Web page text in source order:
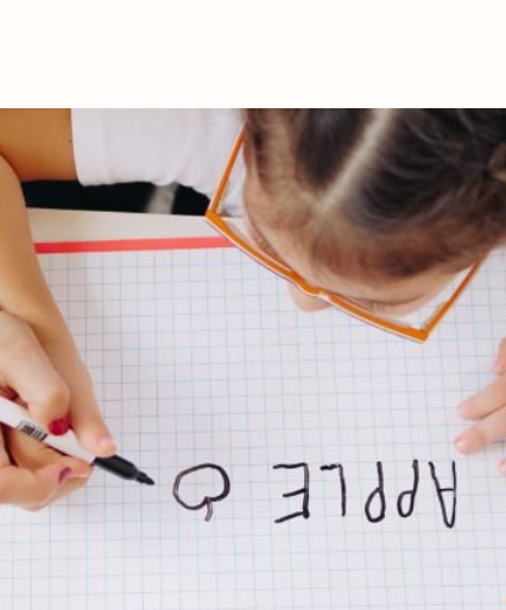
暮らし
学び・教育